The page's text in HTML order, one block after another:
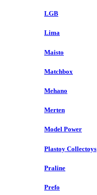
LGB
Lima
Maisto
Matchbox
Mehano
Merten
Model Power
Plastoy Collectoys
Praline
Prefo